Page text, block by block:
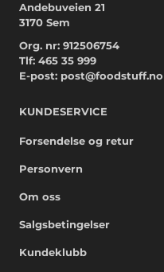
Andebuveien 21
3170 Sem
Org. nr: 912506754
Tlf: 465 35 999
E-post: post@foodstuff.no
KUNDESERVICE
Forsendelse og retur
Personvern
Om oss
Salgsbetingelser
Kundeklubb